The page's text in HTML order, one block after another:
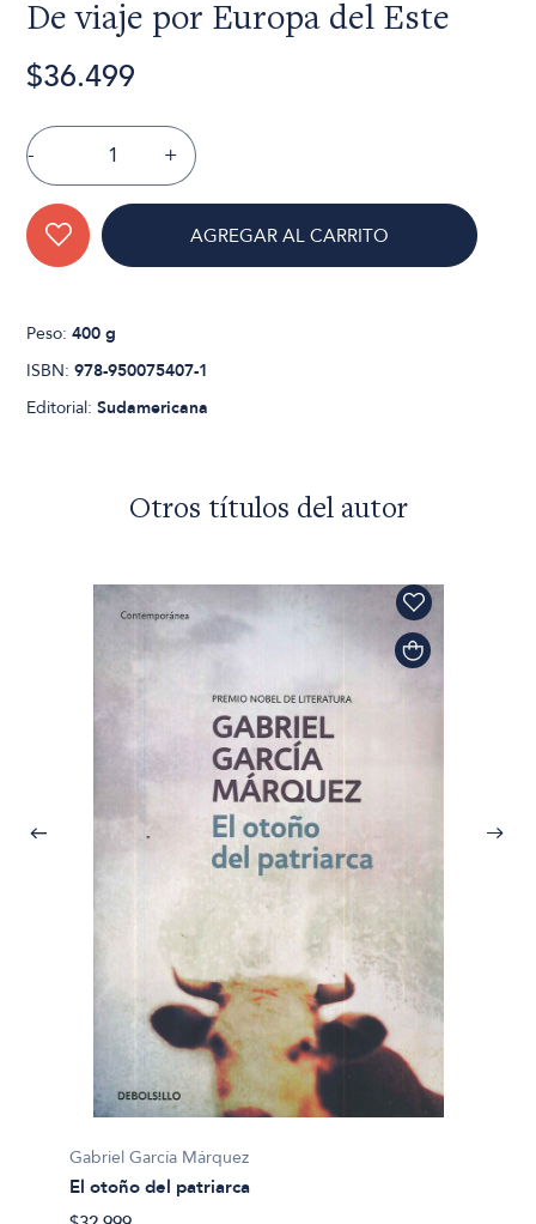
De viaje por Europa del Este
$36.499
- +
AGREGAR AL CARRITO
Peso:400 g
ISBN:978-950075407-1
Editorial:Sudamericana
Otros títulos del autor
Gabriel García Márquez
El otoño del patriarca